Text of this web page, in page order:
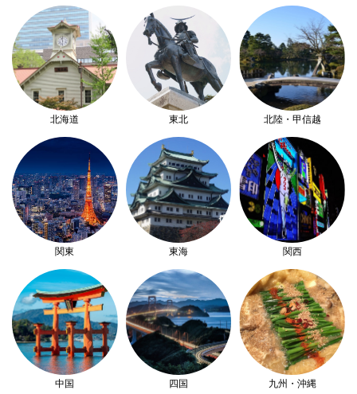
北海道 東北 北陸・甲信越
関東 東海 関西
中国 四国 九州・沖縄